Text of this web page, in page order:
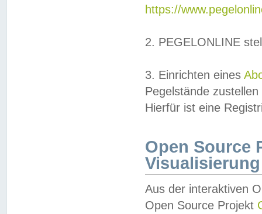
https://
2. PEGELONLINE
3. Einrichten eines
Pegelstände
Hierfür ist eine
Open Source
Visualisierung
Aus der interaktiven
Open Source Projekt